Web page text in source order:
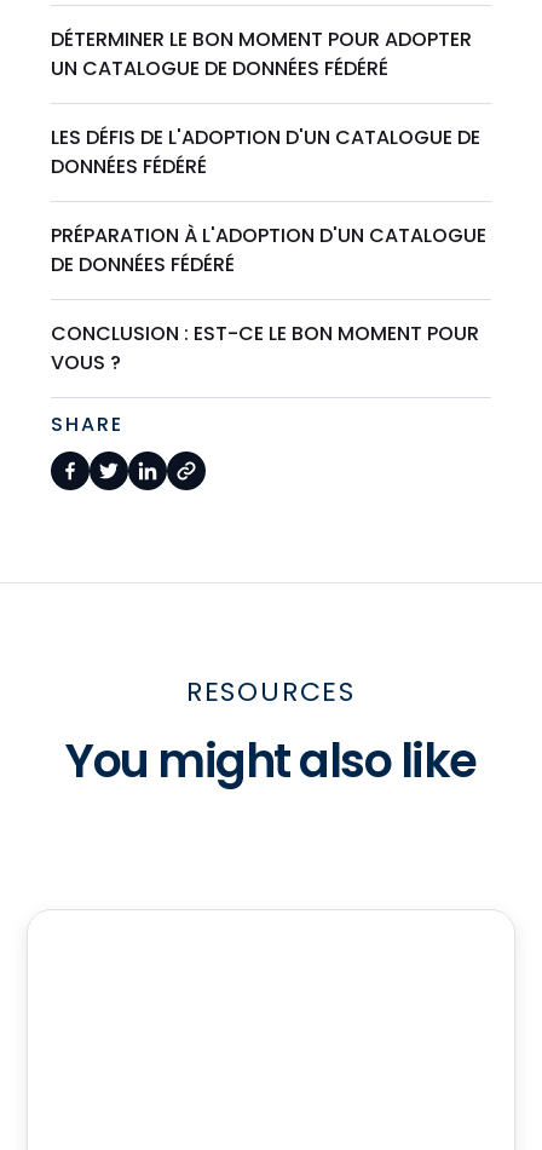
DÉTERMINER LE BON MOMENT POUR ADOPTER
UN CATALOGUE DE DONNÉES FÉDÉRÉ
LES DÉFIS DE L'ADOPTION D'UN CATALOGUE DE
DONNÉES FÉDÉRÉ
PRÉPARATION À L'ADOPTION D'UN CATALOGUE
DE DONNÉES FÉDÉRÉ
CONCLUSION : EST-CE LE BON MOMENT POUR
VOUS ?
SHARE
RESOURCES
You might also like